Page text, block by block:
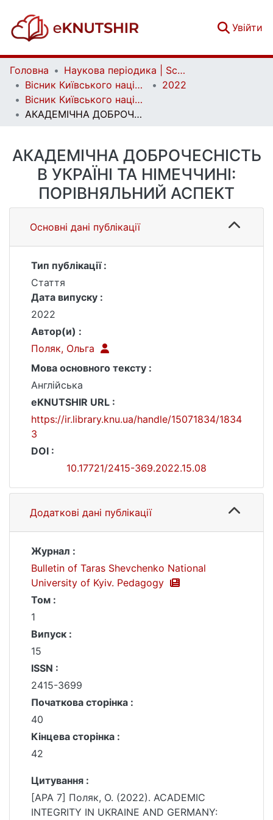
Увійти
Головна
Наукова періодика | Scientific periodicals
Вісник Київського національного університету імені Тараса Шевченка. Педагогіка | Bulletin of Taras Shevchenko National University of Kyiv. Pedagogy
2022
Вісник Київського національного університету імені Тараса Шевченка. Педагогіка. Вип. 1 (15)
АКАДЕМІЧНА ДОБРОЧЕСНІСТЬ В УКРАЇНІ ТА НІМЕЧЧИНІ: ПОРІВНЯЛЬНИЙ АСПЕКТ
АКАДЕМІЧНА ДОБРОЧЕСНІСТЬ
В УКРАЇНІ ТА НІМЕЧЧИНІ:
ПОРІВНЯЛЬНИЙ АСПЕКТ
Основні дані публікації
Тип публікації :
Стаття
Дата випуску :
2022
Автор(и) :
Поляк, Ольга
Мова основного тексту :
Англійська
eKNUTSHIR URL :
https://ir.library.knu.ua/handle/15071834/1834
3
DOI :
10.17721/2415-369.2022.15.08
Додаткові дані публікації
Журнал :
Bulletin of Taras Shevchenko National
University of Kyiv. Pedagogy
Том :
1
Випуск :
15
ISSN :
2415-3699
Початкова сторінка :
40
Кінцева сторінка :
42
Цитування :
[APA 7] Поляк, О. (2022). ACADEMIC
INTEGRITY IN UKRAINE AND GERMANY: